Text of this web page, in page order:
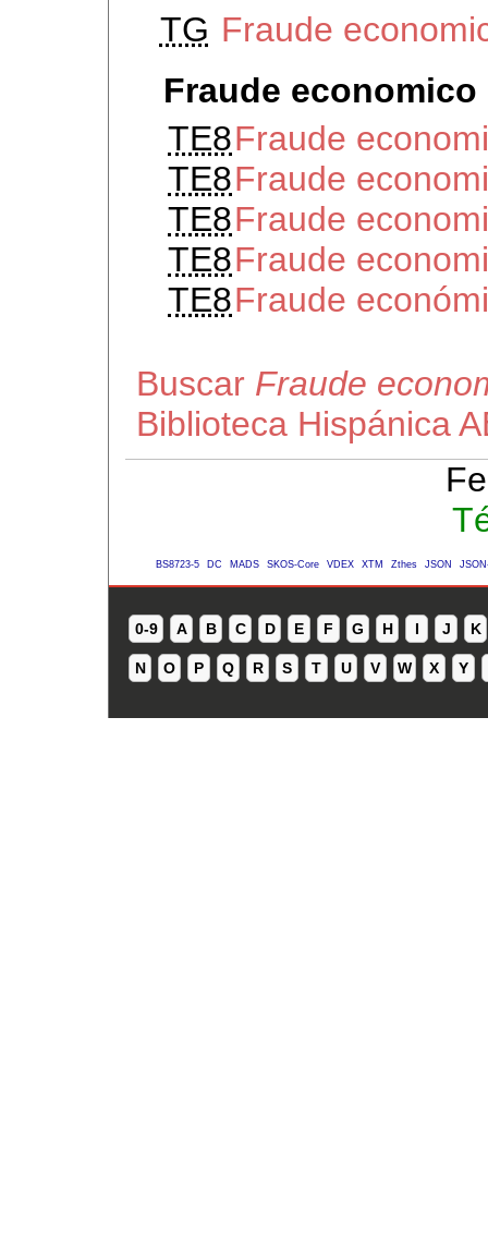
TG Fraude
Fraude
TE8Fraude
TE8Fraude
TE8Fraude
TE8Fraude
TE8Fraude
Buscar Fraude
Biblioteca Hispánica
BS8723-5 DC MADS SKOS-Core VDEX XTM Zthes JSON
0-9 A B C D E F G H I J K
N O P Q R S T U V W X Y